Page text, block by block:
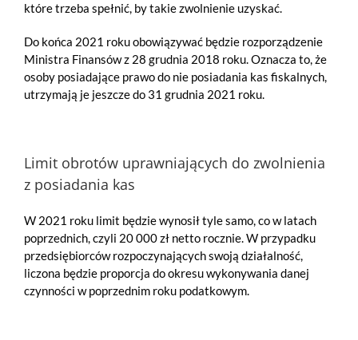
które trzeba spełnić, by takie zwolnienie uzyskać.
Do końca 2021 roku obowiązywać będzie rozporządzenie
Ministra Finansów z 28 grudnia 2018 roku. Oznacza to, że
osoby posiadające prawo do nie posiadania kas fiskalnych,
utrzymają je jeszcze do 31 grudnia 2021 roku.
Limit obrotów uprawniających do zwolnienia
z posiadania kas
W 2021 roku limit będzie wynosił tyle samo, co w latach
poprzednich, czyli 20 000 zł netto rocznie. W przypadku
przedsiębiorców rozpoczynających swoją działalność,
liczona będzie proporcja do okresu wykonywania danej
czynności w poprzednim roku podatkowym.